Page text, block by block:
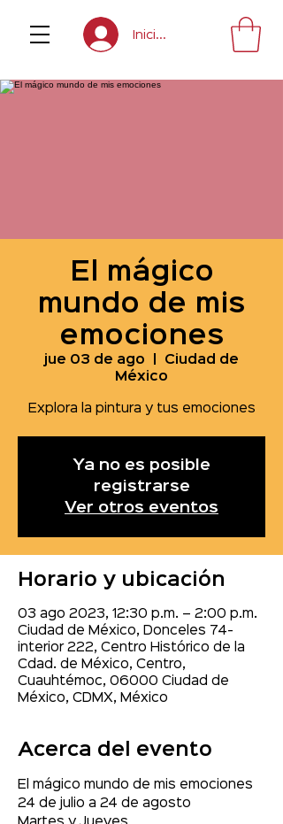
Inicia sesión
El mágico
mundo de mis
emociones
jue 03 de ago
Ciudad de
México
Explora la pintura y tus emociones
Ya no es posible
registrarse
Ver otros eventos
Horario y ubicación
03 ago 2023, 12:30 p.m. – 2:00 p.m.
Ciudad de México, Donceles 74-
interior 222, Centro Histórico de la
Cdad. de México, Centro,
Cuauhtémoc, 06000 Ciudad de
México, CDMX, México
Acerca del evento
El mágico mundo de mis emociones
24 de julio a 24 de agosto